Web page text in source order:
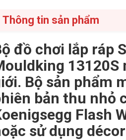
Thông tin sản phẩm
đồ chơi lắp ráp
13120S
Bộ sản phẩm
bản thu nhỏ
Flash
sử dụng